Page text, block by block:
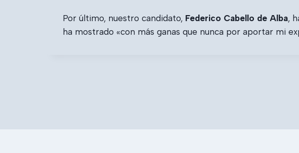
Por último, nuestro candidato, Federico Cabello de Alba,
ha mostrado «con más ganas que nunca por aportar mi